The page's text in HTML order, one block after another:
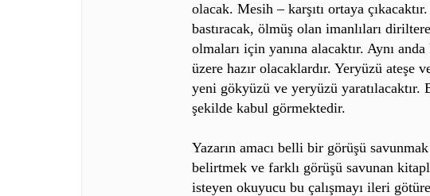
olacak. Mesih – karşıtı ortaya
bastıracak, ölmüş olan imanlıları
olmaları için yanına alacaktır. Aynı
üzere hazır olacaklardır. Yeryüzü ateşe
yeni gökyüzü ve yeryüzü yaratılacaktır.
şekilde kabul görmektedir.
Yazarın amacı belli bir görüşü
belirtmek ve farklı görüşü savunan
isteyen okuyucu bu çalışmayı ileri